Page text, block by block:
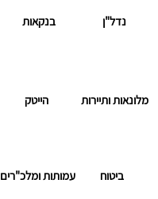
בנקאות נדל"ן
הייטק מלונאות ותיירות
ביטוח עמותות ומלכ"רים